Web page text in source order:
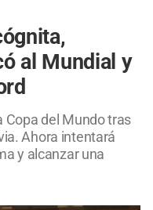
al Mundial y
Copa del Mundo tras
Ahora intentará
y alcanzar una